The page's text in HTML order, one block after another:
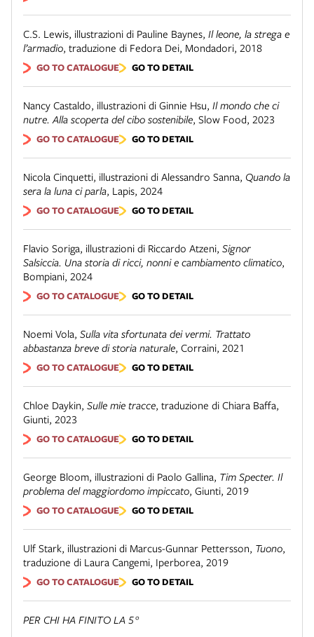
C.S. Lewis, illustrazioni di Pauline Baynes, Il leone, la strega e
l’armadio, traduzione di Fedora Dei, Mondadori, 2018
GO TO CATALOGUE GO TO DETAIL
Nancy Castaldo, illustrazioni di Ginnie Hsu, Il mondo che ci
nutre. Alla scoperta del cibo sostenibile, Slow Food, 2023
GO TO CATALOGUE GO TO DETAIL
Nicola Cinquetti, illustrazioni di Alessandro Sanna, Quando la
sera la luna ci parla, Lapis, 2024
GO TO CATALOGUE GO TO DETAIL
Flavio Soriga, illustrazioni di Riccardo Atzeni, Signor
Salsiccia. Una storia di ricci, nonni e cambiamento climatico,
Bompiani, 2024
GO TO CATALOGUE GO TO DETAIL
Noemi Vola, Sulla vita sfortunata dei vermi. Trattato
abbastanza breve di storia naturale, Corraini, 2021
GO TO CATALOGUE GO TO DETAIL
Chloe Daykin, Sulle mie tracce, traduzione di Chiara Baffa,
Giunti, 2023
GO TO CATALOGUE GO TO DETAIL
George Bloom, illustrazioni di Paolo Gallina, Tim Specter. Il
problema del maggiordomo impiccato, Giunti, 2019
GO TO CATALOGUE GO TO DETAIL
Ulf Stark, illustrazioni di Marcus-Gunnar Pettersson, Tuono,
traduzione di Laura Cangemi, Iperborea, 2019
GO TO CATALOGUE GO TO DETAIL
PER CHI HA FINITO LA 5°